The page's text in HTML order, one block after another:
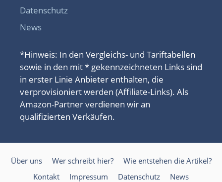
Datenschutz
News
*Hinweis: In den Vergleichs- und Tariftabellen
sowie in den mit * gekennzeichneten Links sind
in erster Linie Anbieter enthalten, die
verprovisioniert werden (Affiliate-Links). Als
Amazon-Partner verdienen wir an
qualifizierten Verkäufen.
Über uns Wer schreibt hier?
Wie entstehen die Artikel?
Kontakt
Impressum Datenschutz
News